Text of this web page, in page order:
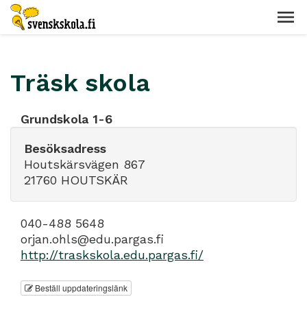
Träsk skola
Grundskola 1-6
Besöksadress
Houtskärsvägen 867
21760 HOUTSKÄR
040-488 5648
orjan.ohls@edu.pargas.fi
http://traskskola.edu.pargas.fi/
Beställ uppdateringslänk